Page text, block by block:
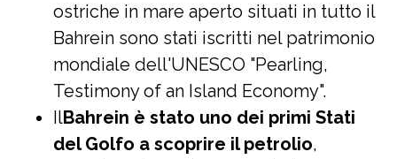
ostriche in mare aperto situati in tutto il
Bahrein sono stati iscritti nel patrimonio
mondiale dell'UNESCO "Pearling,
Testimony of an Island Economy".
IlBahrein è stato uno dei primi Stati
del Golfo a scoprire il petrolio,